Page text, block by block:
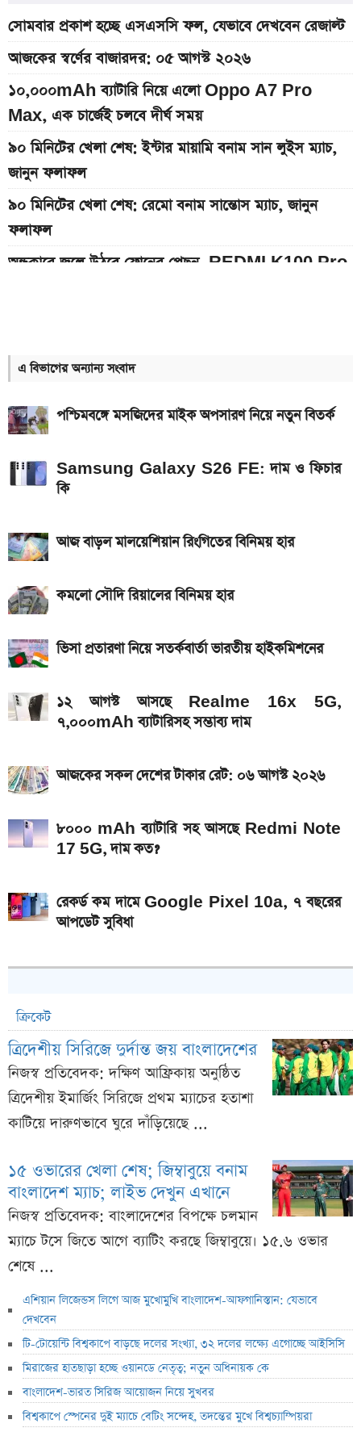
সোমবার প্রকাশ হচ্ছে এসএসসি ফল, যেভাবে দেখবেন রেজাল্ট
আজকের স্বর্ণের বাজারদর: ০৫ আগস্ট ২০২৬
১০,০০০mAh ব্যাটারি নিয়ে এলো Oppo A7 Pro
Max, এক চার্জেই চলবে দীর্ঘ সময়
৯০ মিনিটের খেলা শেষ: ইন্টার মায়ামি বনাম সান লুইস ম্যাচ,
জানুন ফলাফল
৯০ মিনিটের খেলা শেষ: রেমো বনাম সান্তোস ম্যাচ, জানুন
ফলাফল
অন্ধকারে জ্বলে উঠবে ফোনের পেছন, REDMI K100 Pro
১২ আগস্ট আসছে Realme 16x 5G, ৭,০০০mAh
ব্যাটারিসহ সম্ভাব্য দাম
৮০০০ mAh ব্যাটারি সহ আসছে Redmi Note 17 5G,
দাম কত?
একটু পর শুরু, Milan Vs Inter ম্যাচ; লাইভ দেখুন এখানে
একটু পর শুরু, চেলসি ও জুভেন্টাস ম্যাচ; লাইভ দেখুন এখানে
ইন্টার মায়ামির বাকি দুই ম্যাচের সূচি প্রকাশ; যেভাবে দেখবেন
লাইভ
গ্যাসের দাম নিয়ে সুখবর, যা জানাল পেট্রোবাংলা
আসছে টানা ৫ দিনের বৃষ্টি!
এ বিভাগের অন্যান্য সংবাদ
পশ্চিমবঙ্গে মসজিদের মাইক অপসারণ নিয়ে নতুন বিতর্ক
Samsung Galaxy S26 FE: দাম ও ফিচার
কি
আজ বাড়ল মালয়েশিয়ান রিংগিতের বিনিময় হার
কমলো সৌদি রিয়ালের বিনিময় হার
ভিসা প্রতারণা নিয়ে সতর্কবার্তা ভারতীয় হাইকমিশনের
১২ আগস্ট আসছে Realme 16x 5G,
৭,০০০mAh ব্যাটারিসহ সম্ভাব্য দাম
আজকের সকল দেশের টাকার রেট: ০৬ আগস্ট ২০২৬
৮০০০ mAh ব্যাটারি সহ আসছে Redmi Note
17 5G, দাম কত?
রেকর্ড কম দামে Google Pixel 10a, ৭ বছরের
আপডেট সুবিধা
ক্রিকেট
ত্রিদেশীয় সিরিজে দুর্দান্ত জয় বাংলাদেশের
নিজস্ব প্রতিবেদক: দক্ষিণ আফ্রিকায় অনুষ্ঠিত
ত্রিদেশীয় ইমার্জিং সিরিজে প্রথম ম্যাচের হতাশা
কাটিয়ে দারুণভাবে ঘুরে দাঁড়িয়েছে ...
১৫ ওভারের খেলা শেষ; জিম্বাবুয়ে বনাম
বাংলাদেশ ম্যাচ; লাইভ দেখুন এখানে
নিজস্ব প্রতিবেদক: বাংলাদেশের বিপক্ষে চলমান
ম্যাচে টসে জিতে আগে ব্যাটিং করছে জিম্বাবুয়ে। ১৫.৬ ওভার
শেষে ...
এশিয়ান লিজেন্ডস লিগে আজ মুখোমুখি বাংলাদেশ-আফগানিস্তান: যেভাবে
দেখবেন
টি-টোয়েন্টি বিশ্বকাপে বাড়ছে দলের সংখ্যা, ৩২ দলের লক্ষ্যে এগোচ্ছে আইসিসি
মিরাজের হাতছাড়া হচ্ছে ওয়ানডে নেতৃত্ব; নতুন অধিনায়ক কে
বাংলাদেশ-ভারত সিরিজ আয়োজন নিয়ে সুখবর
বিশ্বকাপে স্পেনের দুই ম্যাচে বেটিং সন্দেহ, তদন্তের মুখে বিশ্বচ্যাম্পিয়রা